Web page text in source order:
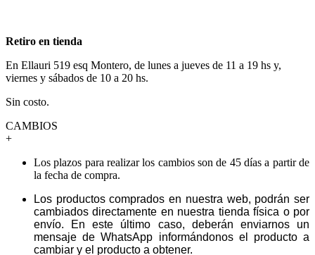
Retiro en tienda
En Ellauri 519 esq Montero, de lunes a jueves de 11 a 19 hs y,
viernes y sábados de 10 a 20 hs.
Sin costo.
CAMBIOS
+
Los plazos para realizar los cambios son de 45 días a partir de
la fecha de compra.
Los productos comprados en nuestra web, podrán ser
cambiados directamente en nuestra tienda física o por
envío. En este último caso, deberán enviarnos un
mensaje de WhatsApp informándonos el producto a
cambiar y el producto a obtener.